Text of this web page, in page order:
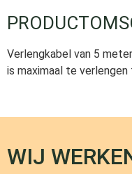
Verlengkabel van 5
is maximaal te
WIJ